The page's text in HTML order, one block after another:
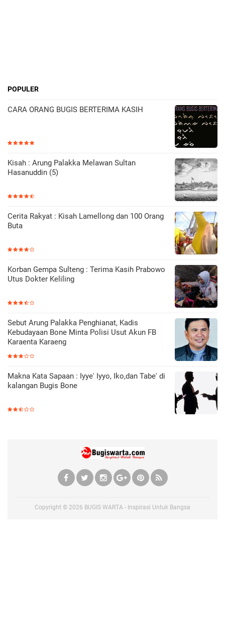
POPULER
CARA ORANG BUGIS BERTERIMA KASIH
Kisah : Arung Palakka Melawan Sultan
Hasanuddin (5)
Cerita Rakyat : Kisah Lamellong dan 100 Orang
Buta
Korban Gempa Sulteng : Terima Kasih Prabowo
Utus Dokter Keliling
Sebut Arung Palakka Penghianat, Kadis
Kebudayaan Bone Minta Polisi Usut Akun FB
Karaenta Karaeng
Makna Kata Sapaan : Iyye' Iyyo, Iko,dan Tabe' di
kalangan Bugis Bone
Copyright © 2026 BUGIS WARTA - Inspirasi Untuk Bangsa